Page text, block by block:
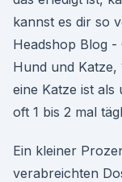
kannst es dir so
Headshop Blog
Hund und
eine Katze ist
oft 1 bis 2 mal
Ein kleiner
verabreichten